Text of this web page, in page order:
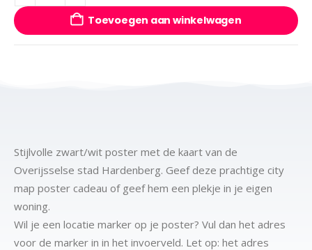
Toevoegen aan winkelwagen
Stijlvolle zwart/wit poster met de kaart van de
Overijsselse stad Hardenberg. Geef deze prachtige city
map poster cadeau of geef hem een plekje in je eigen
woning.
Wil je een locatie marker op je poster? Vul dan het adres
voor de marker in in het invoerveld. Let op: het adres